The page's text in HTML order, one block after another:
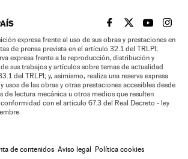
EL PAÍS BRASIL EN
EL PAÍSEL PAÍS
EL
expresa frente al uso de sus obras y prestaciones en
de prensa prevista en el artículo 32.1 del TRLPI;
expresa frente a la reproducción, distribución y
sus trabajos y artículos sobre temas de actualidad
del TRLPI; y, asimismo, realiza una reserva expresa
usos de las obras y otras prestaciones accesibles desde
de lectura mecánica u otros medios que resulten
con el artículo 67.3 del Real Decreto - ley
de contenidos Aviso legal Política cookies